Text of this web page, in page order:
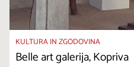
KULTURA IN ZGODOVINA
Belle art galerija, Kopriva